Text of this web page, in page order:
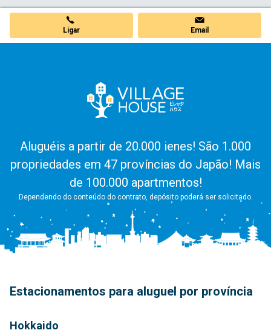
Ligar Email
Aluguéis a partir de 20.000 ienes! São 1.000
propriedades em 47 províncias do Japão! Mais
de 100.000 apartmentos!
Dependendo do conteúdo do contrato, depósito poderá ser solicitado.
Estacionamentos para aluguel por província
Hokkaido